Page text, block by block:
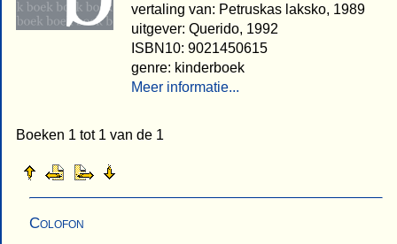
vertaling van: Petruskas laksko, 1989
uitgever: Querido, 1992
ISBN10: 9021450615
genre: kinderboek
Meer informatie...
Boeken 1 tot 1 van de 1
Colofon